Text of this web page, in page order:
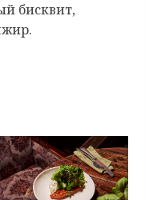
бисквит,